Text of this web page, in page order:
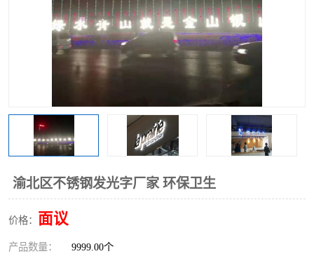
渝北区不锈钢发光字厂家 环保卫生
价格： 面议
产品数量： 9999.00个